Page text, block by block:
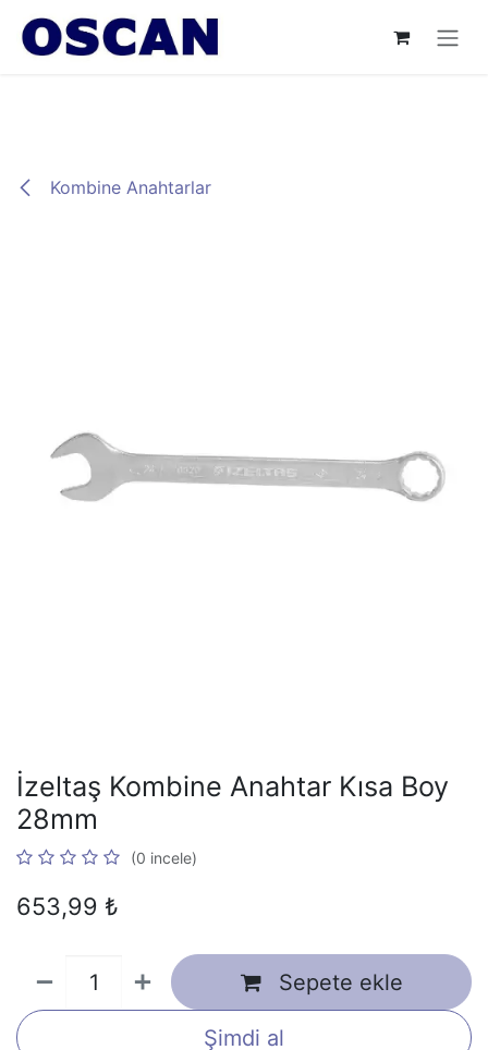
İçereği Atla
Kombine Anahtarlar
İzeltaş Kombine Anahtar Kısa Boy
28mm
(0 incele)
653,99 ₺
Sepete ekle
Şimdi al